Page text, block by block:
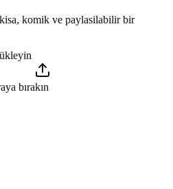
komik ve paylasilabilir bir
bırakın